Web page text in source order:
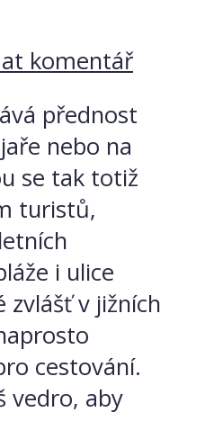
komentář
přednost
nebo na
se tak totiž
turistů,
i ulice
zvlášť v jižních
cestování.
vedro, aby